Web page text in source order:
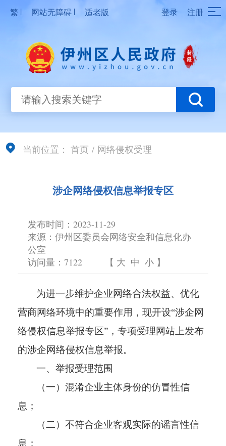
繁 | 网站无障碍 | 适老版 登录 注册
当前位置： 首页 / 网络侵权受理
涉企网络侵权信息举报专区
发布时间：2023-11-29
来源：伊州区委员会网络安全和信息化办
公室
访问量： 7122 【 大 中 小 】
为进一步维护企业网络合法权益、优化
营商网络环境中的重要作用，现开设“涉企网
络侵权信息举报专区”，专项受理网站上发布
的涉企网络侵权信息举报。
一、举报受理范围
（一）混淆企业主体身份的仿冒性信
息；
（二）不符合企业客观实际的谣言性信
息；